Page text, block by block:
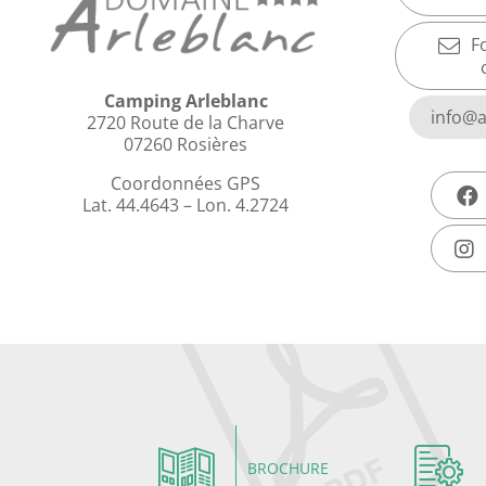
Camping Arleblanc
2720 Route de la Charve
07260 Rosières
Coordonnées GPS
Lat. 44.4643 – Lon. 4.2724
BROCHURE